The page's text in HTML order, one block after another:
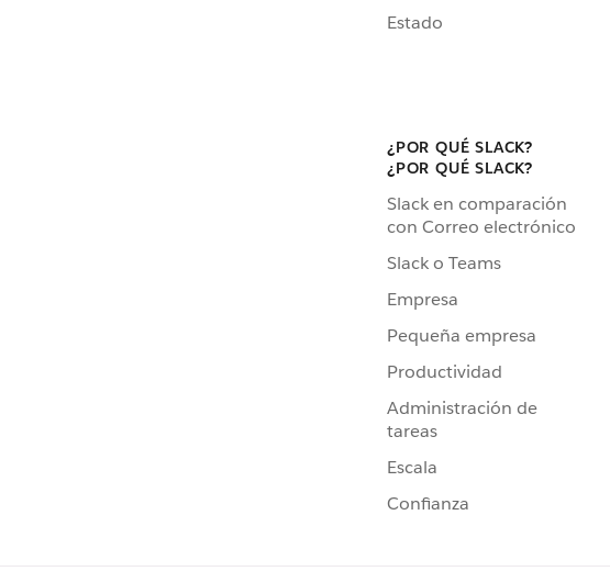
Estado
¿POR QUÉ SLACK?
¿POR QUÉ SLACK?
Slack en comparación
con Correo electrónico
Slack o Teams
Empresa
Pequeña empresa
Productividad
Administración de
tareas
Escala
Confianza